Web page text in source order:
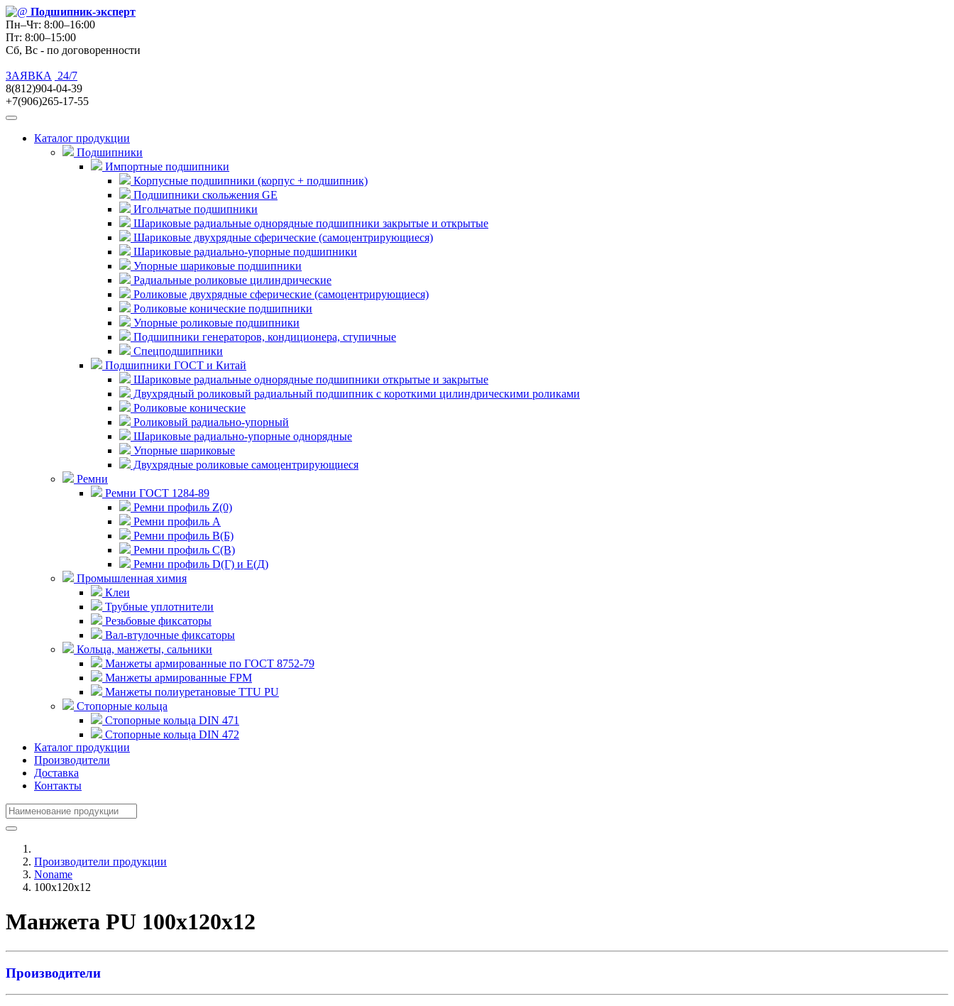
Подшипник-эксперт
Пн–Чт: 8:00–16:00
Пт: 8:00–15:00
Сб, Вс - по договоренности
ЗАЯВКА
24/7
8(812)904-04-39
+7(906)265-17-55
Каталог продукции
Подшипники
Импортные подшипники
Корпусные подшипники (корпус + подшипник)
Подшипники скольжения GE
Игольчатые подшипники
Шариковые радиальные однорядные подшипники закрытые и открытые
Шариковые двухрядные сферические (самоцентрирующиеся)
Шариковые радиально-упорные подшипники
Упорные шариковые подшипники
Радиальные роликовые цилиндрические
Роликовые двухрядные сферические (самоцентрирующиеся)
Роликовые конические подшипники
Упорные роликовые подшипники
Подшипники генераторов, кондиционера, ступичные
Спецподшипники
Подшипники ГОСТ и Китай
Шариковые радиальные однорядные подшипники открытые и закрытые
Двухрядный роликовый радиальный подшипник с короткими цилиндрическими роликами
Роликовые конические
Роликовый радиально-упорный
Шариковые радиально-упорные однорядные
Упорные шариковые
Двухрядные роликовые самоцентрирующиеся
Ремни
Ремни ГОСТ 1284-89
Ремни профиль Z(0)
Ремни профиль А
Ремни профиль В(Б)
Ремни профиль С(В)
Ремни профиль D(Г) и E(Д)
Промышленная химия
Клеи
Трубные уплотнители
Резьбовые фиксаторы
Вал-втулочные фиксаторы
Кольца, манжеты, сальники
Манжеты армированные по ГОСТ 8752-79
Манжеты армированные FPM
Манжеты полиуретановые TTU PU
Стопорные кольца
Стопорные кольца DIN 471
Стопорные кольца DIN 472
Каталог продукции
Производители
Доставка
Контакты
Производители продукции
Noname
100x120x12
Манжета PU 100x120x12
Производители